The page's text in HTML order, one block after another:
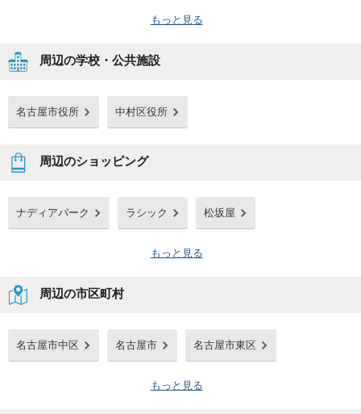
もっと見る
周辺の学校・公共施設
名古屋市役所 中村区役所
周辺のショッピング
ナディアパーク ラシック 松坂屋
もっと見る
周辺の市区町村
名古屋市中区 名古屋市 名古屋市東区
もっと見る